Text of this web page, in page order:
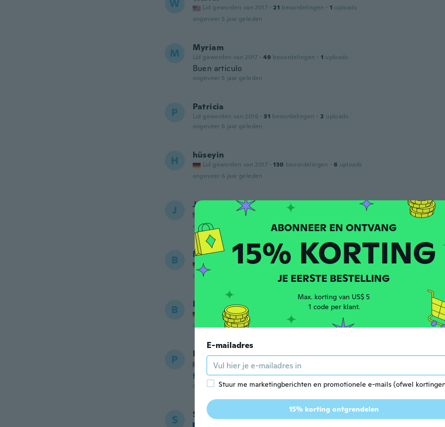
W Lid geworden van 2017 · 21 beoordelingen · 1 uploads
ongeveer 5 jaar geleden
M Myriam
Lid geworden van 2017 · 49 beoordelingen · 1 uploads
Buen articulo
ongeveer 5 jaar geleden
P Patricia
Lid geworden van 2016 · 31 beoordelingen · 2 uploads
ongeveer 6 jaar geleden
H hüseyin
Lid geworden van 2017 · 130 beoordelingen · 6 uploads
ongeveer 6 jaar geleden
J Jennifer
Lid geworden van 2015
beoordelingen
ongeveer 6 jaar geleden
B Bianca
Lid geworden van 2018 · 10 beoordelingen
ongeveer 6 jaar geleden
B Bianca
Lid geworden van 2018
beoordelingen
ongeveer 6 jaar geleden
P Princess
Lid geworden van 2017 · 28 beoordelingen
fit perfect
ongeveer 6 jaar geleden
S Shammi
15% KORTING
JE EERSTE BESTELLING
Max. korting van US$ 5
1 code per klant.
E-mailadres
Stuur me marketingberichten en promotionele e-mails (ofwel
15% korting ontgrendelen